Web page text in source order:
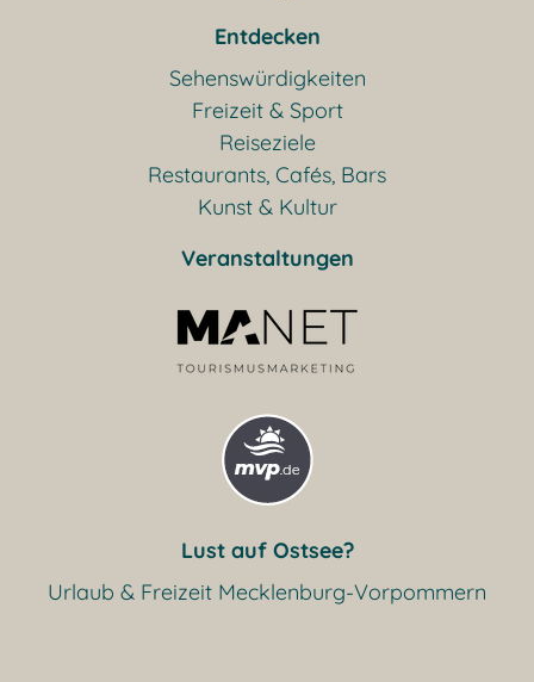
Entdecken
Sehenswürdigkeiten
Freizeit & Sport
Reiseziele
Restaurants, Cafés, Bars
Kunst & Kultur
Veranstaltungen
Lust auf Ostsee?
Urlaub & Freizeit Mecklenburg-Vorpommern